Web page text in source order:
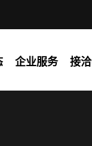
企业服务 接